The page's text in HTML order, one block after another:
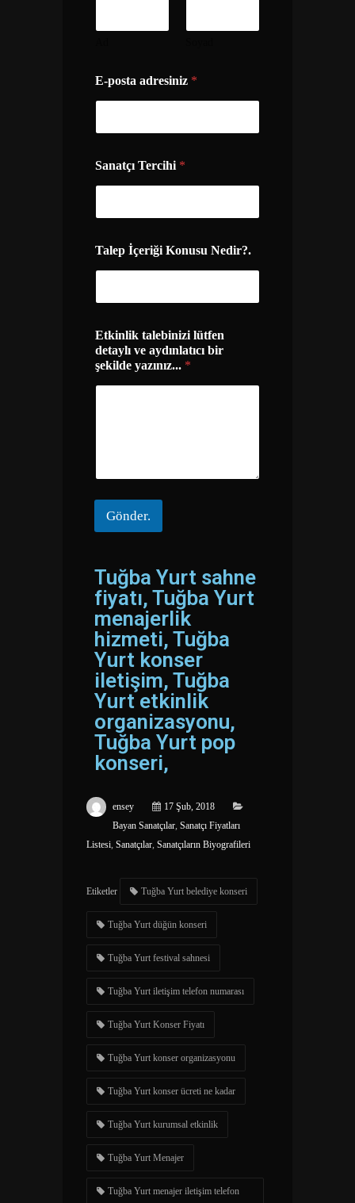
e
t
y
ı
E
t
i
l
f
e
n
E-posta adresiniz *
Sanatçı Tercihi *
Talep İçeriği Konusu Nedir?.
Etkinlik talebinizi lütfen
detaylı ve aydınlatıcı bir
şekilde yazınız... *
Gönder.
Tuğba Yurt sahne
fiyatı, Tuğba Yurt
menajerlik
hizmeti, Tuğba
Yurt konser
iletişim, Tuğba
Yurt etkinlik
organizasyonu,
Tuğba Yurt pop
konseri,
ensey
17 Şub, 2018
Bayan Sanatçılar, Sanatçı Fiyatları
Listesi, Sanatçılar, Sanatçıların Biyografileri
Etiketler Tuğba Yurt belediye konseri
Tuğba Yurt düğün konseri
Tuğba Yurt festival sahnesi
Tuğba Yurt iletişim telefon numarası
Tuğba Yurt Konser Fiyatı
Tuğba Yurt konser organizasyonu
Tuğba Yurt konser ücreti ne kadar
Tuğba Yurt kurumsal etkinlik
Tuğba Yurt Menajer
Tuğba Yurt menajer iletişim telefon